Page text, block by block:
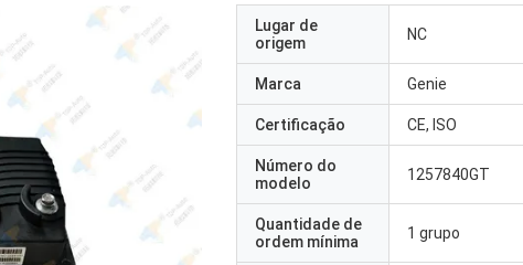
Lugar de
origem
NC
Marca Genie
Certificação CE, ISO
Número do
modelo
1257840GT
Quantidade de
ordem mínima
1 grupo